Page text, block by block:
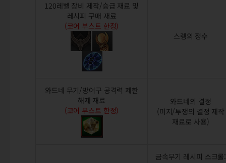
120레벨 장비 제작/승급 재료 및
레시피 구매 재료
(코어 부스트 한정)
스렝의 정수
와드네 무기/방어구 공격력 제한
해제 재료
(코어 부스트 한정)
와드네의 결정
(미지/투쟁의 결정 제작
재료로 사용)
금속무기 레시피 스크롤: